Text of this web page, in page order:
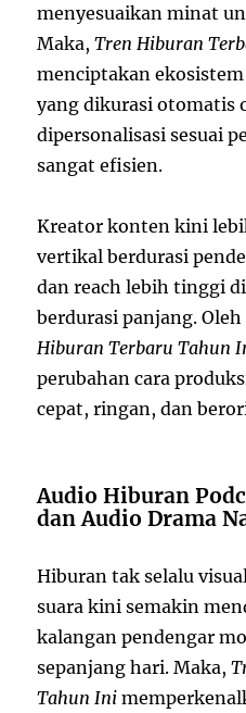
menyesuaikan minat
Maka,Tren Hiburan
menciptakan
yang dikurasi otomatis
dipersonalisasi sesuai
sangat efisien.
Kreator konten kini
vertikal berdurasi
dan reach lebih tinggi
berdurasi panjang.
Hiburan Terbaru Tahun
perubahan cara
cepat, ringan, dan
Audio Hiburan
dan Audio Drama
Hiburan tak selalu
suara kini semakin
kalangan pendengar
sepanjang hari. Maka,
Tahun Ini